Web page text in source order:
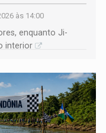
às 14:00
enquanto Ji-
interior